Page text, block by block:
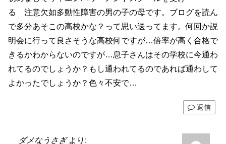
る 注意欠如多動性障害の男の子の母です。ブログを読ん
で多分あそこの高校かな？って思い送ってます。何回か説
明会に行って良さそうな高校何ですが…倍率が高く合格で
きるかわからないのですが…息子さんはその学校に今通わ
れてるのでしょうか？もし通われてるのであれば通わして
よかったでしょうか？色々不安で…
返信
ダメなうさぎ より: